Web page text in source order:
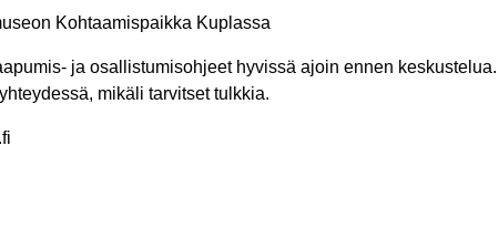
Kohtaamispaikka Kuplassa
ja osallistumisohjeet hyvissä ajoin ennen keskustelua.
mikäli tarvitset tulkkia.